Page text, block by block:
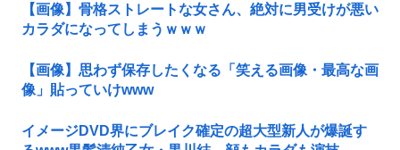
【画像】骨格ストレートな女さん、絶対に男受けが悪い
カラダになってしまうｗｗｗ
【画像】思わず保存したくなる「笑える画像・最高な画
像」貼っていけwww
イメージDVD界にブレイク確定の超大型新人が爆誕す